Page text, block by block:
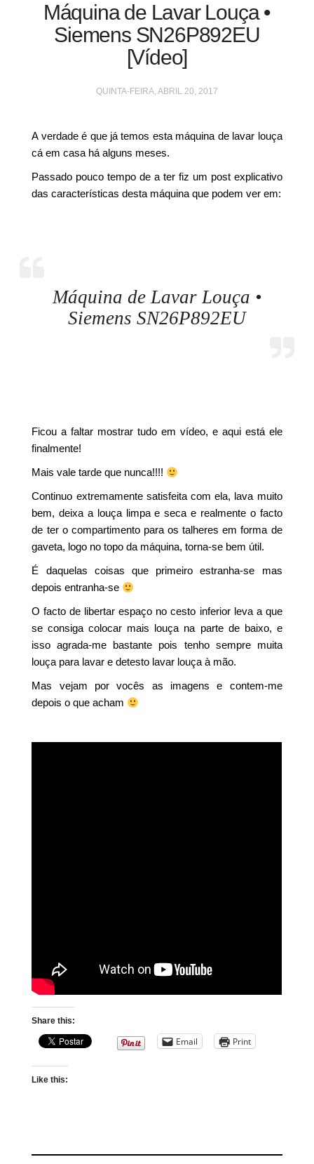
Máquina de Lavar Louça •
Siemens SN26P892EU
[Vídeo]
QUINTA-FEIRA, ABRIL 20, 2017
A verdade é que já temos esta máquina de lavar louça
cá em casa há alguns meses.
Passado pouco tempo de a ter fiz um post explicativo
das características desta máquina que podem ver em:
Máquina de Lavar Louça •
Siemens SN26P892EU
Ficou a faltar mostrar tudo em vídeo, e aqui está ele
finalmente!
Mais vale tarde que nunca!!!!
Continuo extremamente satisfeita com ela, lava muito
bem, deixa a louça limpa e seca e realmente o facto
de ter o compartimento para os talheres em forma de
gaveta, logo no topo da máquina, torna-se bem útil.
É daquelas coisas que primeiro estranha-se mas
depois entranha-se
O facto de libertar espaço no cesto inferior leva a que
se consiga colocar mais louça na parte de baixo, e
isso agrada-me bastante pois tenho sempre muita
louça para lavar e detesto lavar louça à mão.
Mas vejam por vocês as imagens e contem-me
depois o que acham
Share this:
Email Print
Like this: